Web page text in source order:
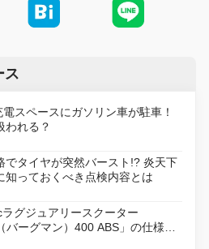
ス
スペースにガソリン車が駐車！
われる？
でタイヤが突然バースト!? 炎天下
知っておくべき点検内容とは
グジュアリースクーター
バーグマン）400 ABS」の仕様を
に発売